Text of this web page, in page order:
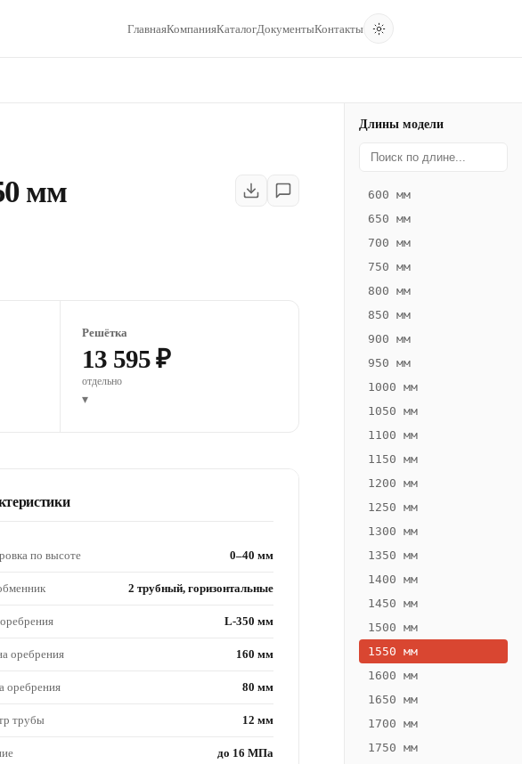
ГлавнаяКомпанияКаталогДокументыКонтакты
мм
Решётка
13 595 ₽
отдельно
▾
по высоте 0–40 мм
2 трубный, горизонтальные
L-350 мм
оребрения 160 мм
оребрения 80 мм
трубы 12 мм
до 16 МПа
Длины модели
600 мм
650 мм
700 мм
750 мм
800 мм
850 мм
900 мм
950 мм
1000 мм
1050 мм
1100 мм
1150 мм
1200 мм
1250 мм
1300 мм
1350 мм
1400 мм
1450 мм
1500 мм
1550 мм
1600 мм
1650 мм
1700 мм
1750 мм